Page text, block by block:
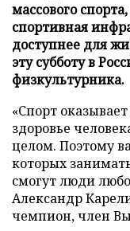
массового
спортивная
доступнее для
эту субботу в
физкультурника.
«Спорт
здоровье
целом. Поэтому
которых
смогут люди
Александр
чемпион, член